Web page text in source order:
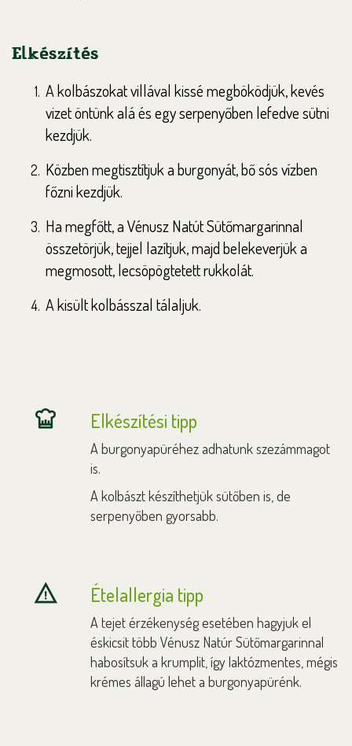
Elkészítés
A kolbászokat villával kissé megböködjük, kevés
vizet öntünk alá és egy serpenyőben lefedve sütni
kezdjük.
Közben megtisztítjuk a burgonyát, bő sós vízben
főzni kezdjük.
Ha megfőtt, a Vénusz Natút Sütőmargarinnal
összetörjük, tejjel lazítjuk, majd belekeverjük a
megmosott, lecsöpögtetett rukkolát.
A kisült kolbásszal tálaljuk.
Elkészítési tipp
A burgonyapüréhez adhatunk szezámmagot
is.
A kolbászt készíthetjük sütőben is, de
serpenyőben gyorsabb.
Ételallergia tipp
A tejet érzékenység esetében hagyjuk el
éskicsit több Vénusz Natúr Sütőmargarinnal
habosítsuk a krumplit, így laktózmentes, mégis
krémes állagú lehet a burgonyapürénk.